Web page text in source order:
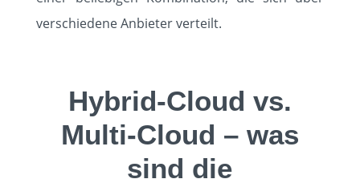
verschiedene Anbieter verteilt.
Hybrid-Cloud vs.
Multi-Cloud – was
sind die